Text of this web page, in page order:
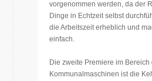
vorgenommen werden, da der
Dinge in Echtzeit selbst
die Arbeitszeit erheblich und
einfach.
Die zweite Premiere im Bereich
Kommunalmaschinen ist die